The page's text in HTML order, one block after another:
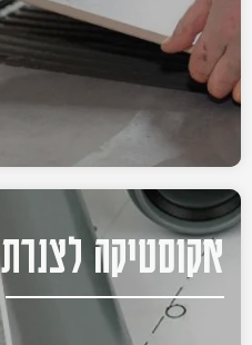
אקוסטיקה לצנרת